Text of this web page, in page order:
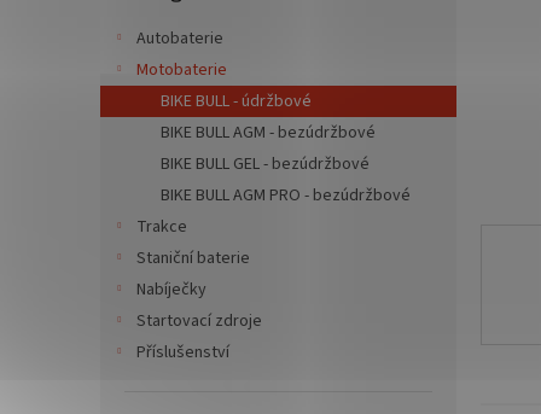
Autobaterie
Motobaterie
BIKE BULL - údržbové
BIKE BULL AGM - bezúdržbové
BIKE BULL GEL - bezúdržbové
BIKE BULL AGM PRO - bezúdržbové
Trakce
Staniční baterie
Nabíječky
Startovací zdroje
Příslušenství